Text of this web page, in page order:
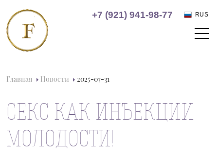
+7 (921) 941-98-77 RUS
Главная Новости 2025-07-31
СЕКС КАК ИНЪЕКЦИИ
МОЛОДОСТИ!